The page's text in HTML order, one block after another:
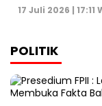
17 Juli 2026 | 17:11
POLITIK